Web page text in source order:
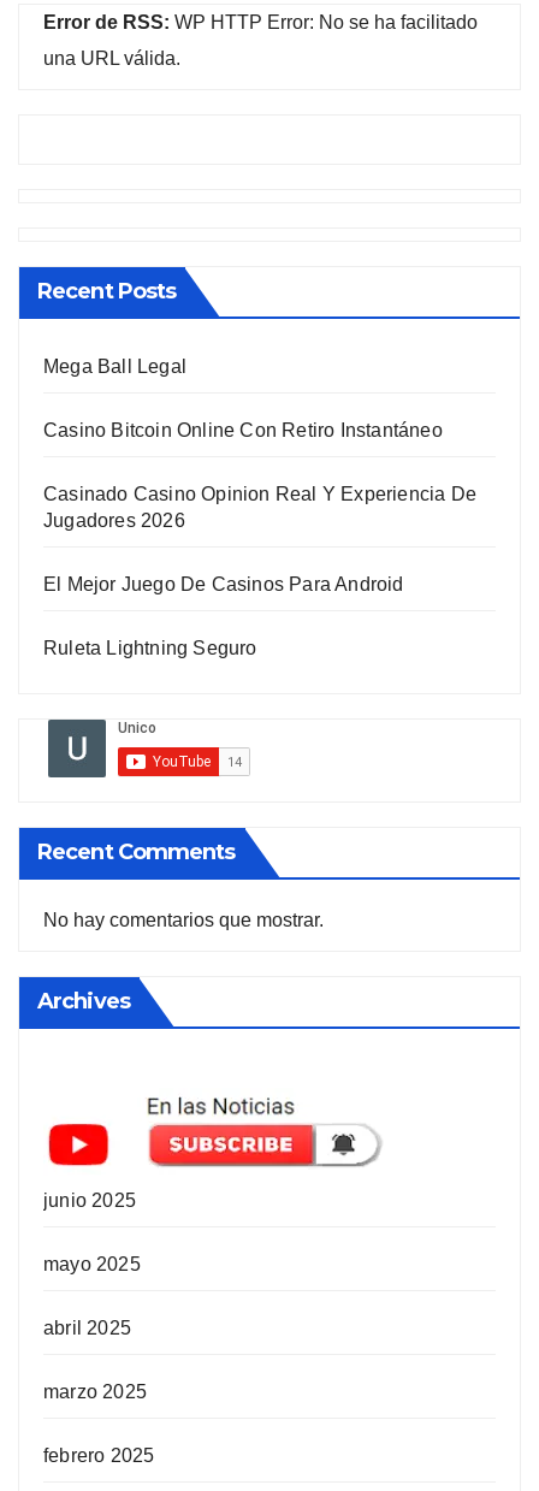
Error de RSS: WP HTTP Error: No se ha facilitado
una URL válida.
Recent Posts
Mega Ball Legal
Casino Bitcoin Online Con Retiro Instantáneo
Casinado Casino Opinion Real Y Experiencia De
Jugadores 2026
El Mejor Juego De Casinos Para Android
Ruleta Lightning Seguro
Recent Comments
No hay comentarios que mostrar.
Archives
junio 2025
mayo 2025
abril 2025
marzo 2025
febrero 2025